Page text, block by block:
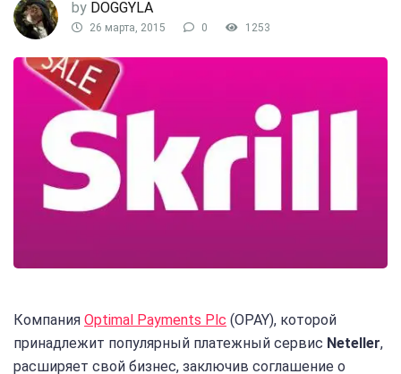
by DOGGYLA
26 марта, 2015 0 1253
Компания Optimal Payments Plc (OPAY), которой
принадлежит популярный платежный сервис Neteller,
расширяет свой бизнес, заключив соглашение о